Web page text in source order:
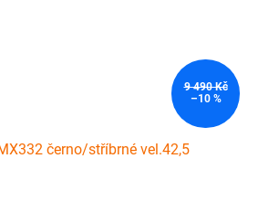
9 490 Kč
–10 %
černo/stříbrné vel.42,5